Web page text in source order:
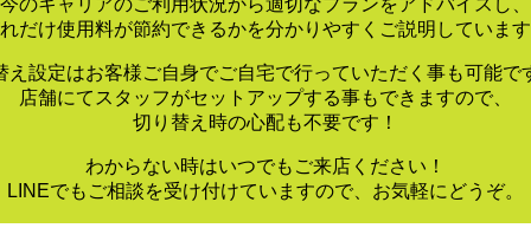
だけ使用料が節約できるかを分かりやすくご説明しています
え設定はお客様ご自身でご自宅で行っていただく事も可能で
店舗にてスタッフがセットアップする事もできますので、
切り替え時の心配も不要です！
わからない時はいつでもご来店ください！
LINEでもご相談を受け付けていますので、お気軽にどうぞ。